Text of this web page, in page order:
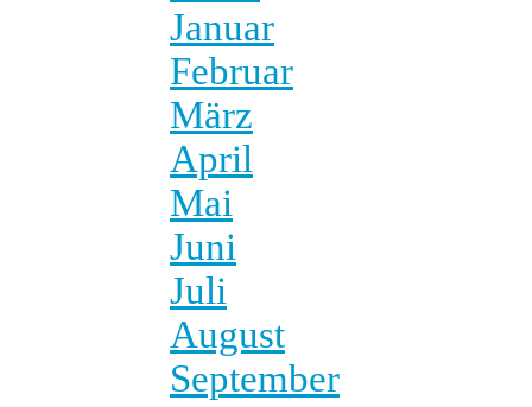
Januar
Februar
März
April
Mai
Juni
Juli
August
September